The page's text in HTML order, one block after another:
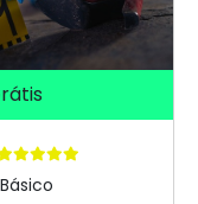
Básico